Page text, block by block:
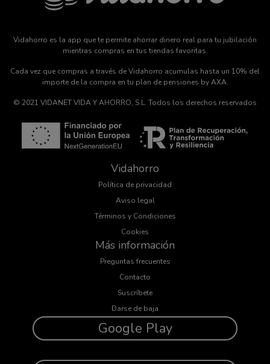
Vidahorro es la app que te permite ahorrar dinero real para tu jubilación
mientras compras en tus tiendas favoritas.
Cada vez que compras a través de Vidahorro acumulas hasta un 10% del
importe de la compra en tu plan de pensiones by AXA.
© 2021 VIDANET VIDA Y AHORRO, S.L. Todos los derechos reservados
Vidahorro
Política de privacidad
Aviso legal
Términos y Condiciones
Cookies
Más información
Preguntas frecuentes
Contacto
Suscríbete
Darse de baja
Google Play